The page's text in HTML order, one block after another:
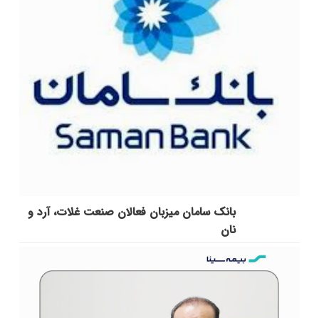
بانک سامان میزبان فعالان صنعت غلات، آرد و
نان